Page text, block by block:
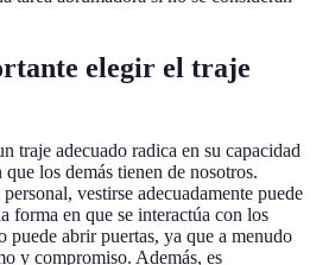
elegir el traje
traje adecuado radica en su capacidad
los demás tienen de nosotros.
vestirse adecuadamente puede
forma en que se interactúa con los
puede abrir puertas, ya que a menudo
y compromiso. Además, es